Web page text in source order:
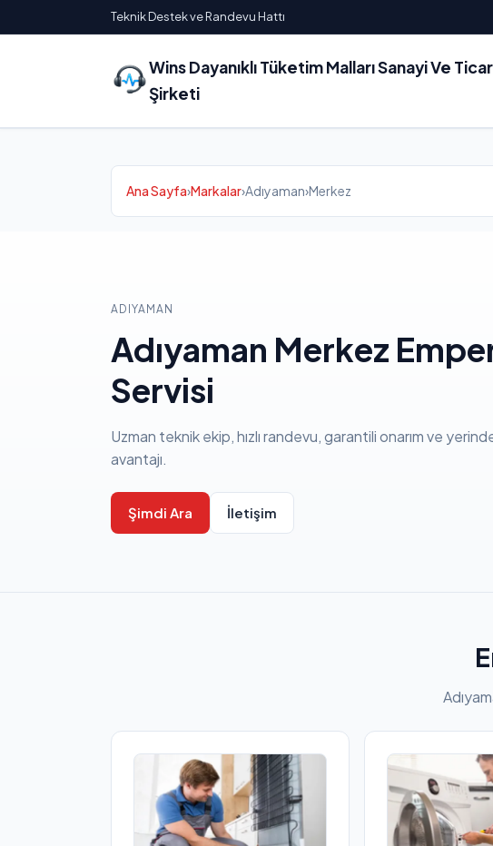
Teknik Destek ve Randevu Hattı
Wins Dayanıklı Tüketim Malları Sanayi Ve
Şirketi
Ana Sayfa›Markalar›Adıyaman›Merkez
ADIYAMAN
Adıyaman Merkez
Servisi
Uzman teknik ekip, hızlı randevu, garantili onarım ve
avantajı.
Şimdi Ara İletişim